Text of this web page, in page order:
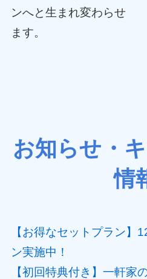
ンへと生まれ変わらせ
ます。
お知らせ・
情
【お得なセットプラン】
ン実施中！
【初回特典付き】一軒家